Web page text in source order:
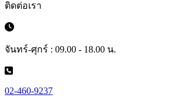
ติดต่อเรา
จันทร์-ศุกร์ : 09.00 - 18.00 น.
02-460-9237